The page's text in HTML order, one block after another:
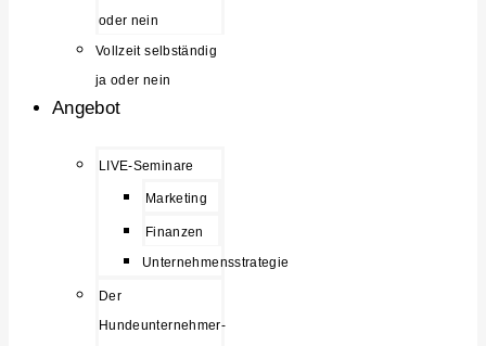
oder nein
Vollzeit selbständig
ja oder nein
Angebot
LIVE-Seminare
Marketing
Finanzen
Unternehmensstrategie
Der
Hundeunternehmer-